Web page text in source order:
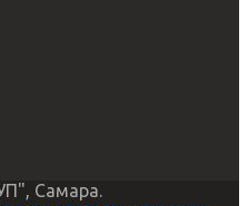
Самара.